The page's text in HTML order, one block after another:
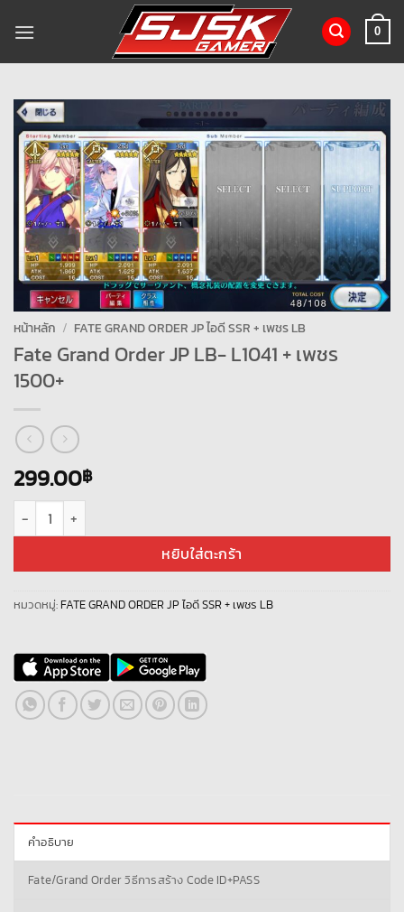
0
หน้าหลัก / FATE GRAND ORDER JP ไอดี SSR + เพชร LB
Fate Grand Order JP LB- L1041 + เพชร
1500+
299.00฿
จำนวน Fate Grand Order JP LB- L1041 + เพชร 1500+ ชิ้น
หยิบใส่ตะกร้า
หมวดหมู่: FATE GRAND ORDER JP ไอดี SSR + เพชร LB
คำอธิบาย
Fate/Grand Order วิธีการสร้าง Code ID+PASS